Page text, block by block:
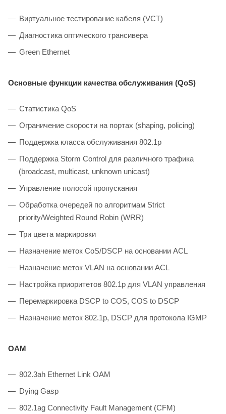
Виртуальное тестирование кабеля (VCT)
Диагностика оптического трансивера
Green Ethernet
Основные функции качества обслуживания (QoS)
Статистика QoS
Ограничение скорости на портах (shaping, policing)
Поддержка класса обслуживания 802.1p
Поддержка Storm Control для различного трафика
(broadcast, multicast, unknown unicast)
Управление полосой пропускания
Обработка очередей по алгоритмам Strict
priority/Weighted Round Robin (WRR)
Три цвета маркировки
Назначение меток CoS/DSCP на основании ACL
Назначение меток VLAN на основании ACL
Настройка приоритетов 802.1p для VLAN управления
Перемаркировка DSCP to COS, COS to DSCP
Назначение меток 802.1р, DSCP для протокола IGMP
OAM
802.3ah Ethernet Link OAM
Dying Gasp
802.1ag Connectivity Fault Management (CFM)